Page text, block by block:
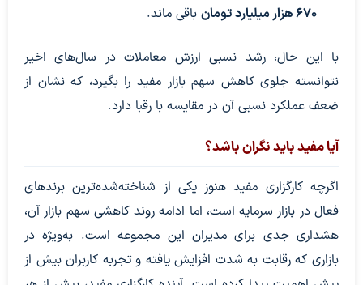
۶۷۰ هزار میلیارد تومان
باقی ماند.
با این حال، رشد نسبی ارزش معاملات در سال‌های اخیر
نتوانسته جلوی کاهش سهم بازار مفید را بگیرد، که نشان از
ضعف عملکرد نسبی آن در مقایسه با رقبا دارد.
آیا مفید باید نگران باشد؟
اگرچه کارگزاری مفید هنوز یکی از شناخته‌شده‌ترین برندهای
فعال در بازار سرمایه است، اما ادامه روند کاهشی سهم بازار آن،
هشداری جدی برای مدیران این مجموعه است. به‌ویژه در
بازاری که رقابت به شدت افزایش یافته و تجربه کاربران بیش از